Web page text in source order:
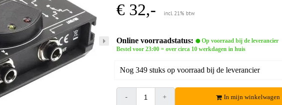
€ 32,- incl. 21% btw
Online voorraadstatus:
Op voorraad bij de leverancier
Bestel voor 23:00 = over circa 10 werkdagen in huis
Nog 349 stuks op voorraad bij de leverancier
- + In mijn winkelwagen